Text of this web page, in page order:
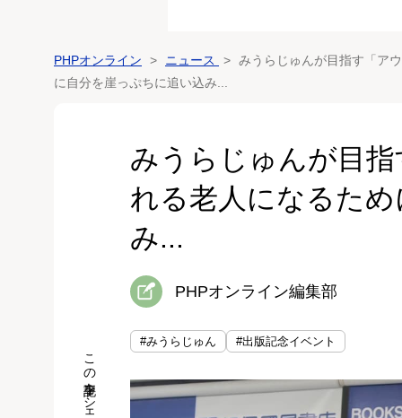
PHPオンライン ニュース
みうらじゅんが目指す「ア
に自分を崖っぷちに追い込み...
みうらじゅんが目
れる老人になるた
み...
PHPオンライン編集部
#みうらじゅん #出版記念イベント
この記事をシェア